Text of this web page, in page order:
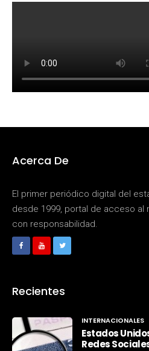
Acerca De
El primer periódico digital del
desde 1999, portal de acceso al
con responsabilidad.
Recientes
INTERNACIONALES
Estados
Redes